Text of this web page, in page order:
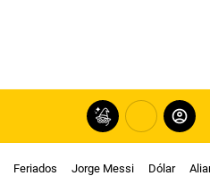
Feriados Jorge Messi Dólar